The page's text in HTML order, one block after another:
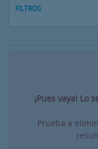
FILTROS
¡Pues vaya! Lo
Prueba a